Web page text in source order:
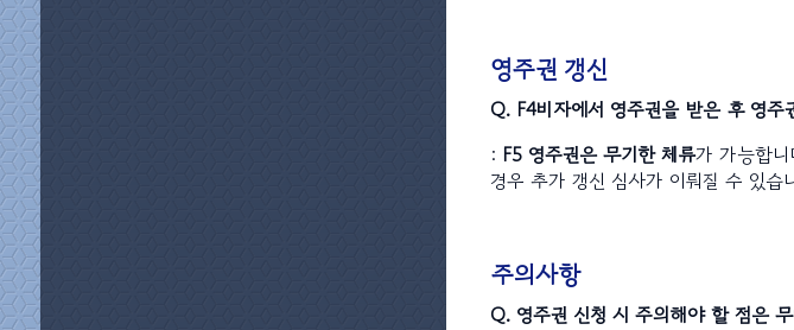
영주권 갱신
Q. F4비자에서 영주권을 받은 후 영주
: F5 영주권은 무기한 체류가 가능합
경우 추가 갱신 심사가 이뤄질 수 있습
주의사항
Q. 영주권 신청 시 주의해야 할 점은